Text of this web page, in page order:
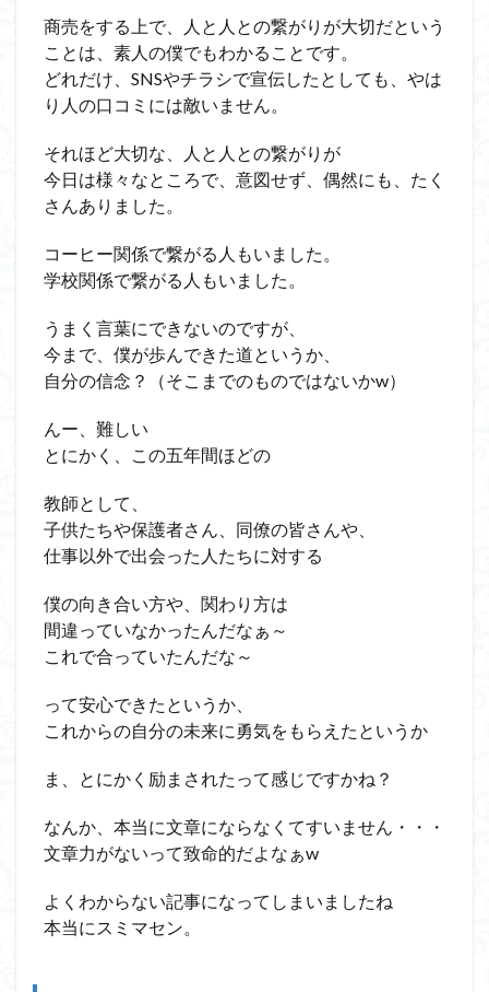
商売をする上で、人と人との繋がりが大切だという
ことは、素人の僕でもわかることです。
どれだけ、 SNSやチラシで宣伝したとしても、やは
り人の口コミには敵いません。
それほど大切な、人と人との繋がりが
今日は様々なところで、意図せず、偶然にも、たく
さんありました。
コーヒー関係で繋がる人もいました。
学校関係で繋がる人もいました。
うまく言葉にできないのですが、
今まで、僕が歩んできた道というか、
自分の信念？（そこまでのものではないかw）
んー、難しい
とにかく、この五年間ほどの
教師として、
子供たちや保護者さん、同僚の皆さんや、
仕事以外で出会った人たちに対する
僕の向き合い方や、関わり方は
間違っていなかったんだなぁ～
これで合っていたんだな～
って安心できたというか、
これからの自分の未来に勇気をもらえたというか
ま、とにかく励まされたって感じですかね？
なんか、本当に文章にならなくてすいません・・・
文章力がないって致命的だよなぁw
よくわからない記事になってしまいましたね
本当にスミマセン。